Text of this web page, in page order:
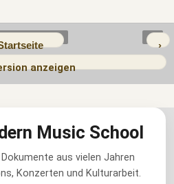
›
anzeigen
Music School
aus vielen Jahren
Konzerten und Kulturarbeit.